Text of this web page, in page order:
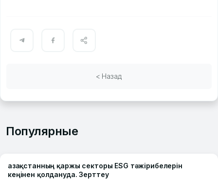
< Назад
Популярные
Қазақстанның қаржы секторы ESG тәжірибелерін
кеңінен қолдануда. Зерттеу